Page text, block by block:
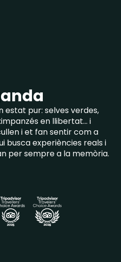
estat pur: selves verdes,
en llibertat… i
i et fan sentir com a
busca experiències reals i
per sempre a la memòria.